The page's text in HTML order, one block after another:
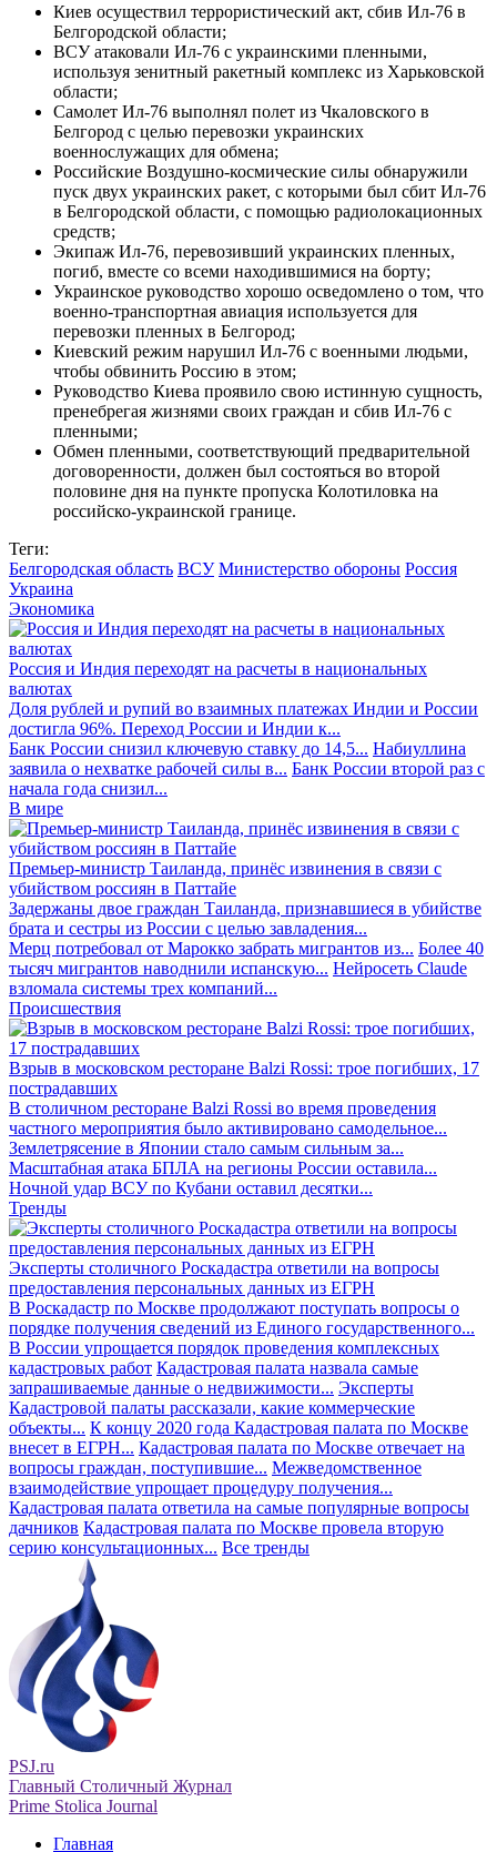
Киев осуществил террористический акт, сбив Ил-76 в
Белгородской области;
ВСУ атаковали Ил-76 с украинскими пленными,
используя зенитный ракетный комплекс из Харьковской
области;
Самолет Ил-76 выполнял полет из Чкаловского в
Белгород с целью перевозки украинских
военнослужащих для обмена;
Российские Воздушно-космические силы обнаружили
пуск двух украинских ракет, с которыми был сбит Ил-76
в Белгородской области, с помощью радиолокационных
средств;
Экипаж Ил-76, перевозивший украинских пленных,
погиб, вместе со всеми находившимися на борту;
Украинское руководство хорошо осведомлено о том, что
военно-транспортная авиация используется для
перевозки пленных в Белгород;
Киевский режим нарушил Ил-76 с военными людьми,
чтобы обвинить Россию в этом;
Руководство Киева проявило свою истинную сущность,
пренебрегая жизнями своих граждан и сбив Ил-76 с
пленными;
Обмен пленными, соответствующий предварительной
договоренности, должен был состояться во второй
половине дня на пункте пропуска Колотиловка на
российско-украинской границе.
Теги:
Белгородская область ВСУ Министерство обороны Россия
Украина
Экономика
Россия и Индия переходят на расчеты в национальных
валютах
Доля рублей и рупий во взаимных платежах Индии и России
достигла 96%. Переход России и Индии к...
Банк России снизил ключевую ставку до 14,5... Набиуллина
заявила о нехватке рабочей силы в... Банк России второй раз с
начала года снизил...
В мире
Премьер-министр Таиланда, принёс извинения в связи с
убийством россиян в Паттайе
Задержаны двое граждан Таиланда, признавшиеся в убийстве
брата и сестры из России с целью завладения...
Мерц потребовал от Марокко забрать мигрантов из... Более 40
тысяч мигрантов наводнили испанскую... Нейросеть Claude
взломала системы трех компаний...
Происшествия
Взрыв в московском ресторане Balzi Rossi: трое погибших, 17
пострадавших
В столичном ресторане Balzi Rossi во время проведения
частного мероприятия было активировано самодельное...
Землетрясение в Японии стало самым сильным за...
Масштабная атака БПЛА на регионы России оставила...
Ночной удар ВСУ по Кубани оставил десятки...
Тренды
Эксперты столичного Роскадастра ответили на вопросы
предоставления персональных данных из ЕГРН
В Роскадастр по Москве продолжают поступать вопросы о
порядке получения сведений из Единого государственного...
В России упрощается порядок проведения комплексных
кадастровых работ Кадастровая палата назвала самые
запрашиваемые данные о недвижимости... Эксперты
Кадастровой палаты рассказали, какие коммерческие
объекты... К концу 2020 года Кадастровая палата по Москве
внесет в ЕГРН... Кадастровая палата по Москве отвечает на
вопросы граждан, поступившие... Межведомственное
взаимодействие упрощает процедуру получения...
Кадастровая палата ответила на самые популярные вопросы
дачников Кадастровая палата по Москве провела вторую
серию консультационных... Все тренды
PSJ.ru
Главный Столичный Журнал
Prime Stolica Journal
Главная